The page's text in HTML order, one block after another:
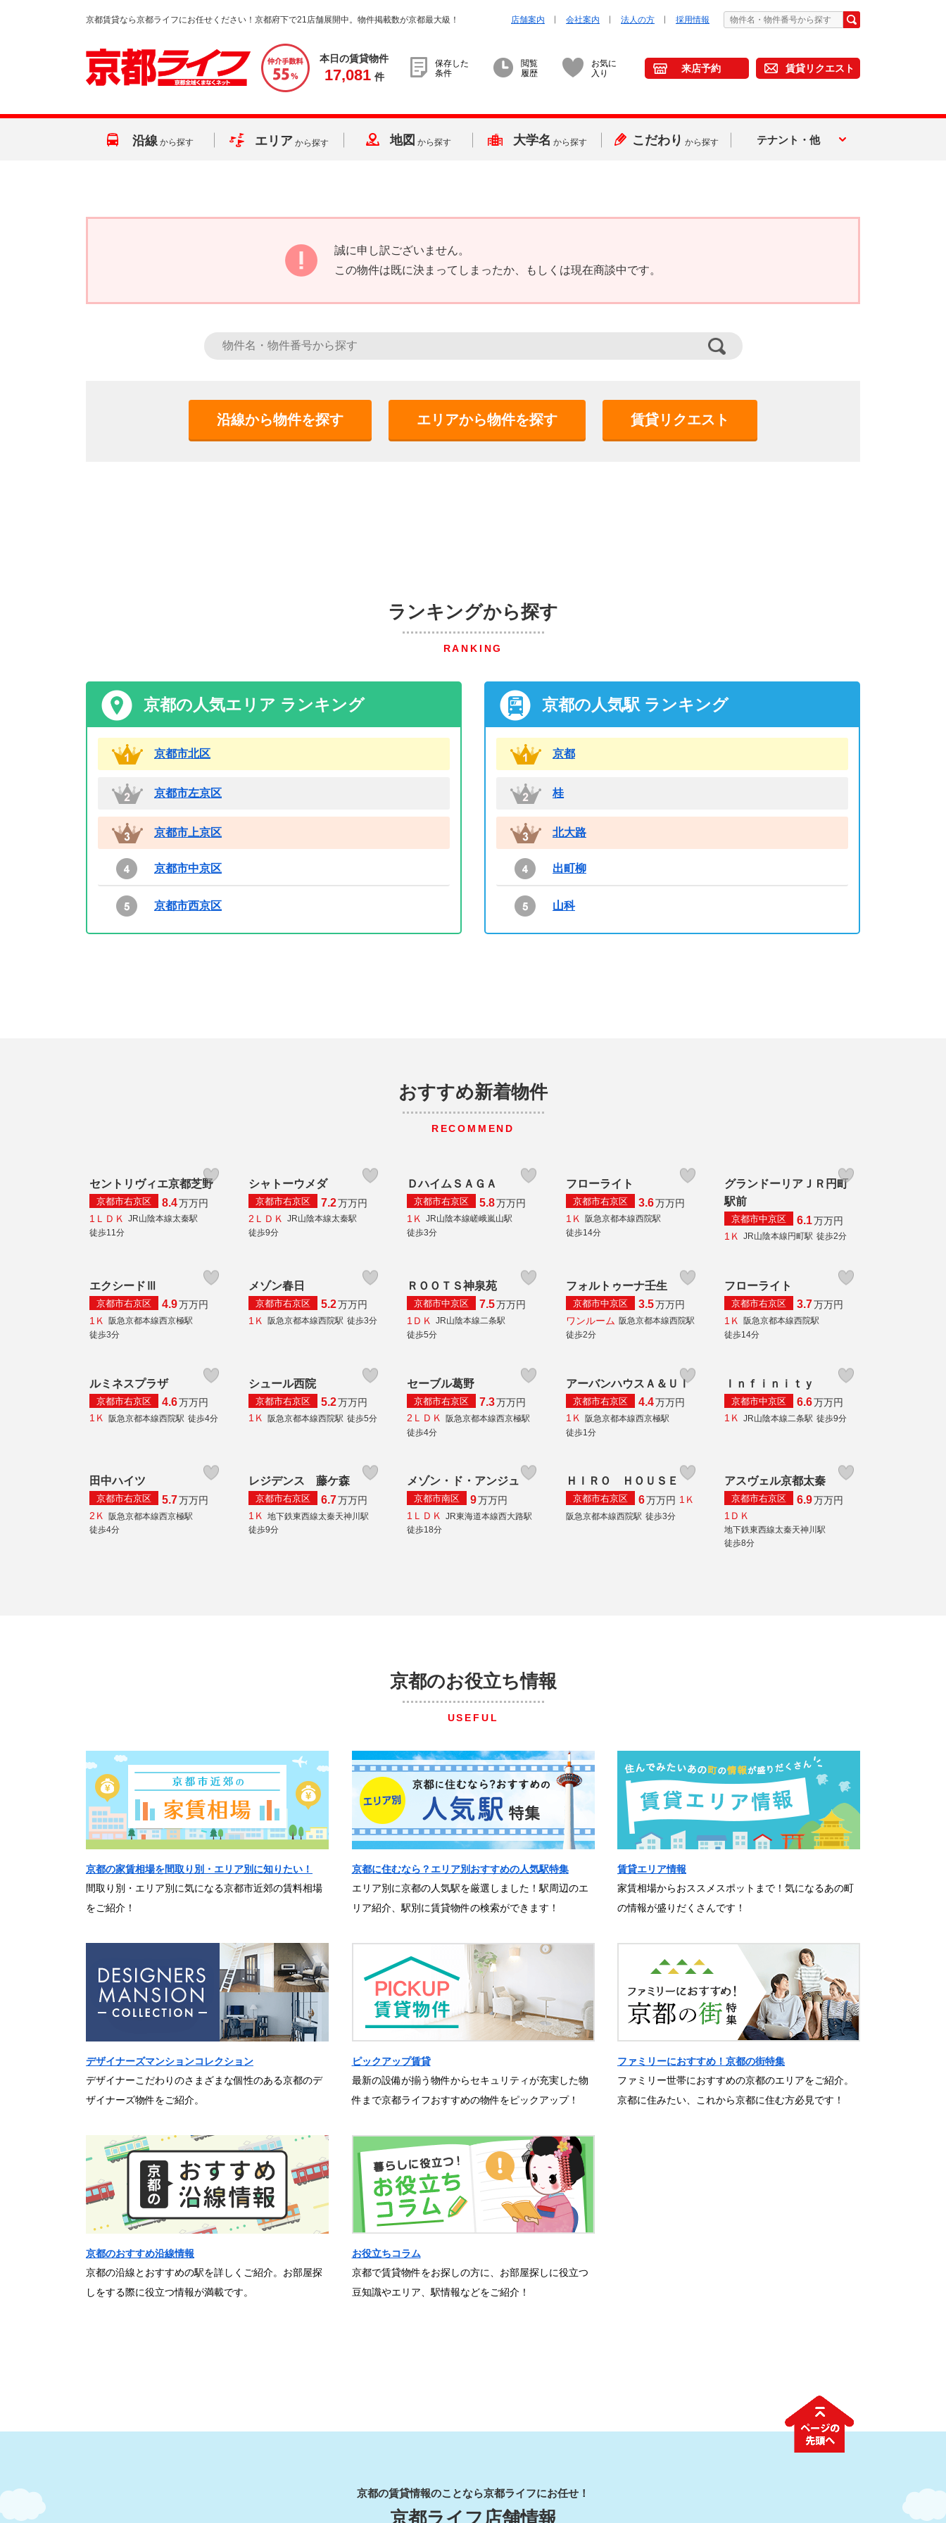
京都賃貸なら京都ライフにお任せください！京都府下で21店舗展開中。物件掲載数が京都最大級！ 店舗案内 会社案内 法人の方 採用情報
本日の賃貸物件
17,081 件
保存した
条件
閲覧
履歴
お気に
入り
来店予約 賃貸リクエスト
沿線 から探す エリア から探す 地図 から探す 大学名 から探す こだわり から探す テナント・他
誠に申し訳ございません。
この物件は既に決まってしまったか、もしくは現在商談中です。
沿線から物件を探す エリアから物件を探す 賃貸リクエスト
ランキングから探す
RANKING
京都の人気エリア ランキング
京都市北区
京都市左京区
京都市上京区
京都市中京区
京都市西京区
京都の人気駅 ランキング
京都
桂
北大路
出町柳
山科
おすすめ新着物件
RECOMMEND
セントリヴィエ京都芝野
京都市右京区 8.4万万円
1ＬＤＫ
JR山陰本線太秦駅
徒歩11分
シャトーウメダ
京都市右京区 7.2万万円
2ＬＤＫ
JR山陰本線太秦駅
徒歩9分
ＤハイムＳＡＧＡ
京都市右京区 5.8万万円
1Ｋ
JR山陰本線嵯峨嵐山駅
徒歩3分
フローライト
京都市右京区 3.6万万円
1Ｋ
阪急京都本線西院駅
徒歩14分
グランドーリアＪＲ円町
駅前
京都市中京区 6.1万万円
1Ｋ
JR山陰本線円町駅 徒歩2分
エクシードⅢ
京都市右京区 4.9万万円
1Ｋ
阪急京都本線西京極駅
徒歩3分
メゾン春日
京都市右京区 5.2万万円
1Ｋ
阪急京都本線西院駅 徒歩3分
ＲＯＯＴＳ神泉苑
京都市中京区 7.5万万円
1ＤＫ
JR山陰本線二条駅
徒歩5分
フォルトゥーナ壬生
京都市中京区 3.5万万円
ワンルーム 阪急京都本線西院駅
徒歩2分
フローライト
京都市右京区 3.7万万円
1Ｋ
阪急京都本線西院駅
徒歩14分
ルミネスプラザ
京都市右京区 4.6万万円
1Ｋ 阪急京都本線西院駅 徒歩4分
シュール西院
京都市右京区 5.2万万円
1Ｋ 阪急京都本線西院駅 徒歩5分
セーブル葛野
京都市右京区 7.3万万円
2ＬＤＫ 阪急京都本線西京極駅
徒歩4分
アーバンハウスＡ＆ＵⅠ
京都市右京区 4.4万万円
1Ｋ 阪急京都本線西京極駅
徒歩1分
Ｉｎｆｉｎｉｔｙ
京都市中京区 6.6万万円
1Ｋ JR山陰本線二条駅 徒歩9分
田中ハイツ
京都市右京区 5.7万万円
2Ｋ
阪急京都本線西京極駅
徒歩4分
レジデンス 藤ケ森
京都市右京区 6.7万万円
1Ｋ
地下鉄東西線太秦天神川駅
徒歩9分
メゾン・ド・アンジュ
京都市南区 9万万円
1ＬＤＫ
JR東海道本線西大路駅
徒歩18分
ＨＩＲＯ ＨＯＵＳＥ
京都市右京区 6万万円 1Ｋ
阪急京都本線西院駅 徒歩3分
アスヴェル京都太秦
京都市右京区 6.9万万円
1ＤＫ
地下鉄東西線太秦天神川駅
徒歩8分
京都のお役立ち情報
USEFUL
京都の家賃相場を間取り別・エリア別に知りたい！
間取り別・エリア別に気になる京都市近郊の賃料相場
をご紹介！
京都に住むなら？エリア別おすすめの人気駅特集
エリア別に京都の人気駅を厳選しました！駅周辺のエ
リア紹介、駅別に賃貸物件の検索ができます！
賃貸エリア情報
家賃相場からおススメスポットまで！気になるあの町
の情報が盛りだくさんです！
デザイナーズマンションコレクション
デザイナーこだわりのさまざまな個性のある京都のデ
ザイナーズ物件をご紹介。
ピックアップ賃貸
最新の設備が揃う物件からセキュリティが充実した物
件まで京都ライフおすすめの物件をピックアップ！
ファミリーにおすすめ！京都の街特集
ファミリー世帯におすすめの京都のエリアをご紹介。
京都に住みたい、これから京都に住む方必見です！
京都のおすすめ沿線情報
京都の沿線とおすすめの駅を詳しくご紹介。お部屋探
しをする際に役立つ情報が満載です。
お役立ちコラム
京都で賃貸物件をお探しの方に、お部屋探しに役立つ
豆知識やエリア、駅情報などをご紹介！
京都の賃貸情報のことなら京都ライフにお任せ！
京都ライフ店舗情報